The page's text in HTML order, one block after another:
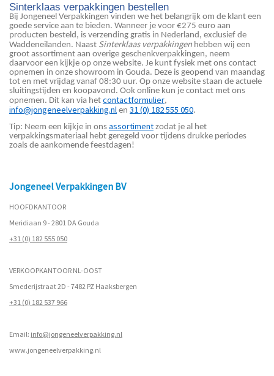
Sinterklaas verpakkingen bestellen
Bij Jongeneel Verpakkingen vinden we het belangrijk om de klant een
goede service aan te bieden. Wanneer je voor €275 euro aan
producten besteld, is verzending gratis in Nederland, exclusief de
Waddeneilanden. Naast Sinterklaas verpakkingen hebben wij een
groot assortiment aan overige geschenkverpakkingen, neem
daarvoor een kijkje op onze website. Je kunt fysiek met ons contact
opnemen in onze showroom in Gouda. Deze is geopend van maandag
tot en met vrijdag vanaf 08:30 uur. Op onze website staan de actuele
sluitingstijden en koopavond. Ook online kun je contact met ons
opnemen. Dit kan via het contactformulier,
info@jongeneelverpakking.nl en 31 (0) 182 555 050.
Tip: Neem een kijkje in ons assortiment zodat je al het
verpakkingsmateriaal hebt geregeld voor tijdens drukke periodes
zoals de aankomende feestdagen!
Jongeneel Verpakkingen BV
HOOFDKANTOOR
Meridiaan 9 - 2801 DA Gouda
+31 (0) 182 555 050
VERKOOPKANTOOR NL-OOST
Smederijstraat 2D - 7482 PZ Haaksbergen
+31 (0) 182 537 966
Email: info@jongeneelverpakking.nl
www.jongeneelverpakking.nl